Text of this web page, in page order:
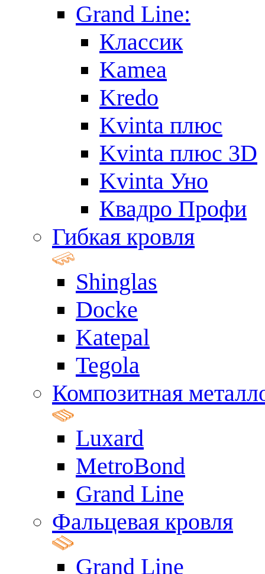
Grand Line:
Классик
Kamea
Kredo
Kvinta плюс
Kvinta плюс 3D
Kvinta Уно
Квадро Профи
Гибкая кровля
Shinglas
Docke
Katepal
Tegola
Композитная
Luxard
MetroBond
Grand Line
Фальцевая кровля
Grand Line